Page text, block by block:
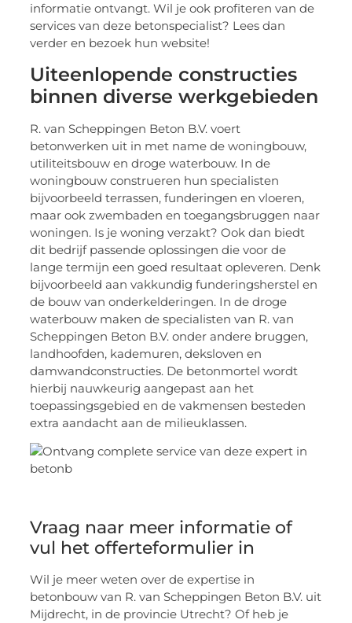
informatie ontvangt. Wil je ook profiteren van de
services van deze betonspecialist? Lees dan
verder en bezoek hun website!
Uiteenlopende constructies
binnen diverse werkgebieden
R. van Scheppingen Beton B.V. voert
betonwerken uit in met name de woningbouw,
utiliteitsbouw en droge waterbouw. In de
woningbouw construeren hun specialisten
bijvoorbeeld terrassen, funderingen en vloeren,
maar ook zwembaden en toegangsbruggen naar
woningen. Is je woning verzakt? Ook dan biedt
dit bedrijf passende oplossingen die voor de
lange termijn een goed resultaat opleveren. Denk
bijvoorbeeld aan vakkundig funderingsherstel en
de bouw van onderkelderingen. In de droge
waterbouw maken de specialisten van R. van
Scheppingen Beton B.V. onder andere bruggen,
landhoofden, kademuren, deksloven en
damwandconstructies. De betonmortel wordt
hierbij nauwkeurig aangepast aan het
toepassingsgebied en de vakmensen besteden
extra aandacht aan de milieuklassen.
Vraag naar meer informatie of
vul het offerteformulier in
Wil je meer weten over de expertise in
betonbouw van R. van Scheppingen Beton B.V. uit
Mijdrecht, in de provincie Utrecht? Of heb je